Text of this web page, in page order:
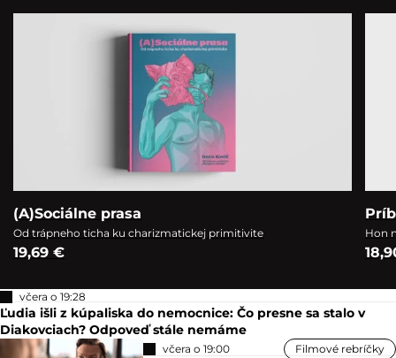
(A)Sociálne prasa
Od trápneho ticha ku charizmatickej primitivite
19,69 €
Hon
včera o 19:28
Ľudia išli z kúpaliska do nemocnice: Čo presne sa stalo v
Diakovciach? Odpoveď stále nemáme
včera o 19:00 Filmové rebríčky